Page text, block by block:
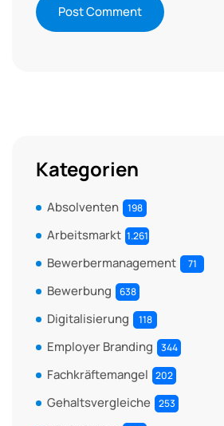
Kategorien
Absolventen 198
Arbeitsmarkt 1.261
Bewerbermanagement 71
Bewerbung 638
Digitalisierung 118
Employer Branding 344
Fachkräftemangel 202
Gehaltsvergleiche 253